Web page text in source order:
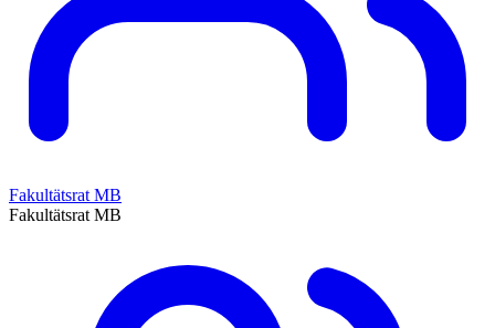
Fakultätsrat MB
Fakultätsrat MB